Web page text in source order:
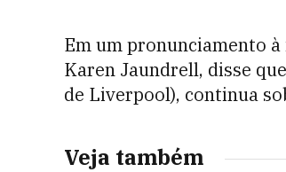
Em um pronunciamento
Karen Jaundrell, disse
de Liverpool), continua
Veja também